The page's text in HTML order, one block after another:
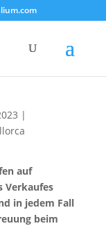
|
auf
Verkaufes
in jedem Fall
beim